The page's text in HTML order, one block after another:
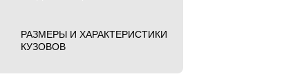
РАЗМЕРЫ И ХАРАКТЕРИСТИКИ
КУЗОВОВ